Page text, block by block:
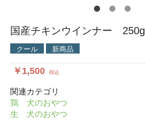
国産チキンウインナー 250g
クール 新商品
￥1,500 税込
関連カテゴリ
鶏 犬のおやつ
生 犬のおやつ